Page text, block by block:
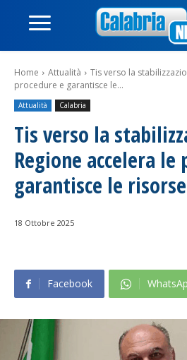
Home Attualità
Tis verso la
procedure e garantisce le...
Attualità Calabria
Tis verso la
Regione accelera le
garantisce le risorse
18 Ottobre 2025
Facebook